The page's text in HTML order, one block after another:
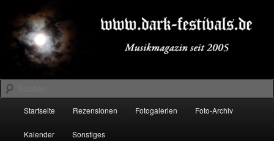
primären
Inhalt
springen
sekundären
Inhalt
springenDARK-FESTIVALS.DE
Suchen
Startseite Rezensionen Fotogalerien Foto-Archiv
Kalender Sonstiges